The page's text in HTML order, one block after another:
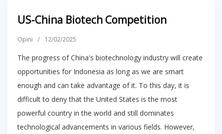
US-China Biotech Competition
Opini / 12/02/2025
The progress of China's biotechnology industry will create
opportunities for Indonesia as long as we are smart
enough and can take advantage of it. To this day, it is
difficult to deny that the United States is the most
powerful country in the world and still dominates
technological advancements in various fields. However,